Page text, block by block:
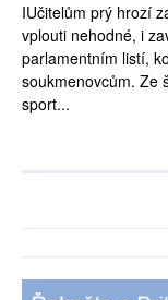
IUčitelům prý hrozí
vplouti nehodné, i
parlamentním listí,
soukmenovcům. Ze
sport...